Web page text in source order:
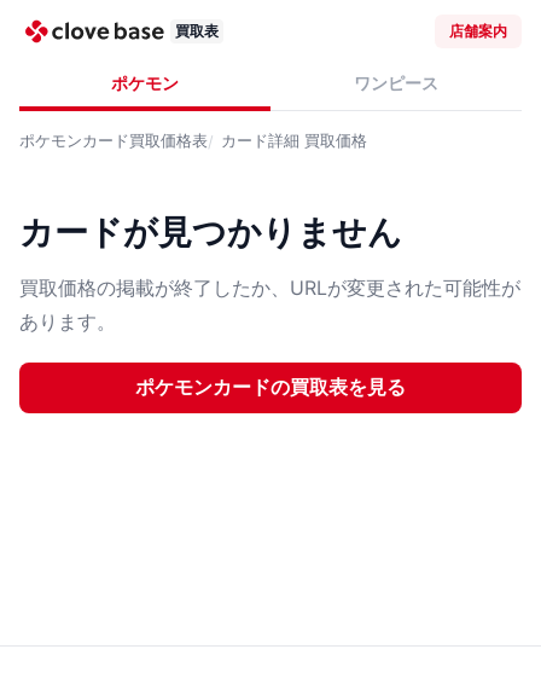
買取表 店舗案内
ポケモン ワンピース
ポケモンカード買取価格表 カード詳細 買取価格
カードが見つかりません
買取価格の掲載が終了したか、URLが変更された可能性が
あります。
ポケモンカードの買取表を見る